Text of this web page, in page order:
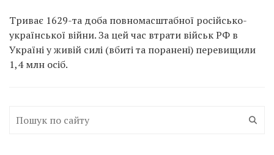
Триває 1629-та доба повномасштабної російсько-
української війни. За цей час втрати військ РФ в
Україні у живій силі (вбиті та поранені) перевищили
1,4 млн осіб.